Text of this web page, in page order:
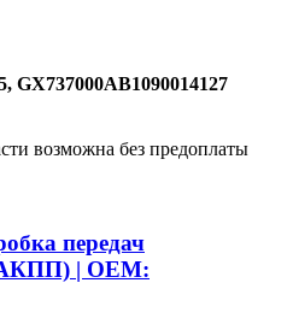
GX737000AB1090014127
возможна без предоплаты
передач
| OEM: